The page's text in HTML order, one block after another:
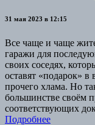
31 мая 2023 в 12:15
Все чаще и чаще
гаражи для
своих соседях,
оставят «подарок» в
прочего хлама. Но
большинстве своём
соответствующих
Подробнее